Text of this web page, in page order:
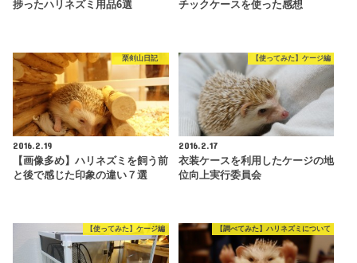
捗ったハリネズミ用品6選
チックケースを使った感想
栗剣山日記
2016.2.19
【画像多め】ハリネズミを飼う前
と後で感じた印象の違い７選
【使ってみた】ケージ編
2016.2.17
衣装ケースを利用したケージの地
位向上実行委員会
【使ってみた】ケージ編 【調べてみた】ハリネズミについて